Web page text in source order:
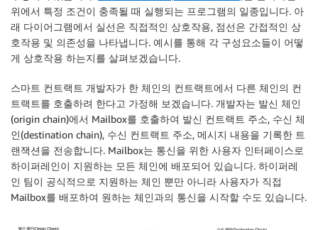
위에서 특정 조건이 충족될 때 실행되는 프로그램의 일종입니다. 아
래 다이어그램에서 실선은 직접적인 상호작용, 점선은 간접적인 상
호작용 및 의존성을 나타냅니다. 예시를 통해 각 구성요소들이 어떻
게 상호작용 하는지를 살펴보겠습니다.
스마트 컨트랙트 개발자가 한 체인의 컨트랙트에서 다른 체인의 컨
트랙트를 호출하려 한다고 가정해 보겠습니다. 개발자는 발신 체인
(origin chain)에서 Mailbox를 호출하여 발신 컨트랙트 주소, 수신 체
인(destination chain), 수신 컨트랙트 주소, 메시지 내용을 기록한 트
랜잭션을 전송합니다. Mailbox는 통신을 위한 사용자 인터페이스로
하이퍼레인이 지원하는 모든 체인에 배포되어 있습니다. 하이퍼레
인 팀이 공식적으로 지원하는 체인 뿐만 아니라 사용자가 직접
Mailbox를 배포하여 원하는 체인과의 통신을 시작할 수도 있습니다.